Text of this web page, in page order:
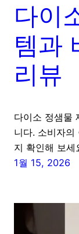
다이
템과
리뷰
다이소 정샘물
니다. 소비자의
지 확인해 보세
1월 15, 2026